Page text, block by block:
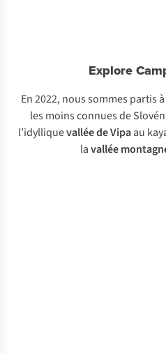
Explore
En 2022, nous sommes partis
les moins connues de
l’idylliquevallée de Vipaau
lavallée